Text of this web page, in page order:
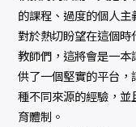
的課程、過度的個人主
對於熱切盼望在這個
教師們，這將會是一
供了一個堅實的平台
種不同來源的經驗，
育體制。